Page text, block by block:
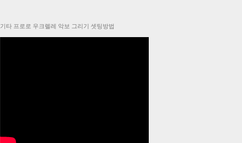
기타 프로로 우크렐레 악보 그리기 셋팅방법